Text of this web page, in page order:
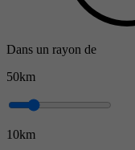
Dans un rayon de
50km
10km